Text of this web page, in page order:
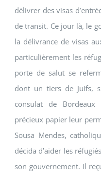
délivrer des visas
de transit. Ce jour là, le
la délivrance de visas
particulièrement les
porte de salut se
dont un tiers de Juifs,
consulat de
précieux papier leur
Sousa Mendes,
décida d’aider les
son gouvernement. Il